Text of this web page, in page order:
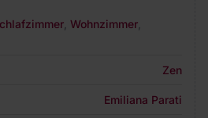
Wohnzimmer
Zen
Emiliana Parati